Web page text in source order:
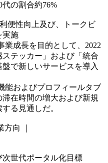
の割合約76%
便性向上及び、トークビ
実施
業成長を目的として、2022
テッカー」および「統合
で新しいサービスを導入
能およびプロフィールタブ
在時間の増大および新規
る見通しだ。
方向 ｜
世代ポータル化目標